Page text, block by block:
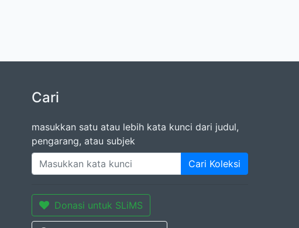
Cari
masukkan satu atau lebih kata kunci dari judul,
pengarang, atau subjek
Cari Koleksi
Donasi untuk SLiMS